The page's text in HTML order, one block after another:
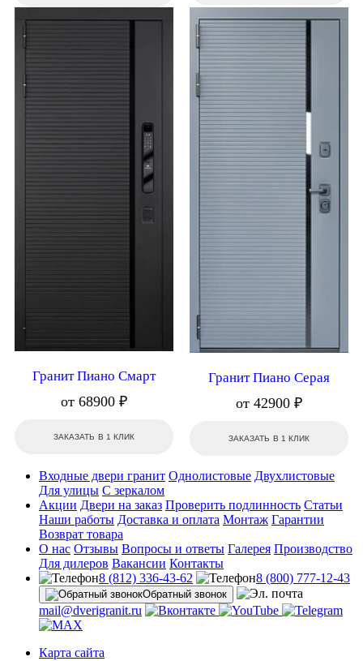
Гранит Пиано Смарт
от 68900 ₽
ЗАКАЗАТЬ В 1 КЛИК
Гранит Пиано Серая
от 42900 ₽
ЗАКАЗАТЬ В 1 КЛИК
Входные двери гранит Однолистовые Двухлистовые
Для улицы С зеркалом
Акции Двери на заказ Проверить подлинность Статьи
Наши работы Доставка и оплата Монтаж Гарантии
Возврат товара
О нас Отзывы Вопросы и ответы Галерея Производство
Для дилеров Вакансии Контакты
8 (812) 336-43-62
8 (800) 777-12-43
Обратный звонок
mail@dverigranit.ru
Карта сайта